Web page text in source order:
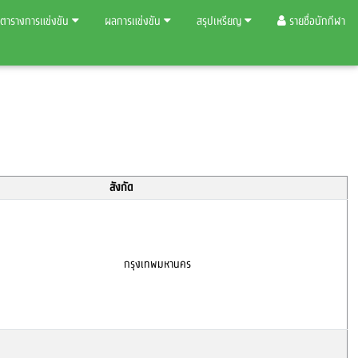
ตารางการแข่งขัน ผลการแข่งขัน สรุปเหรียญ รายชื่อนักกีฬา
สังกัด
กรุงเทพมหานคร